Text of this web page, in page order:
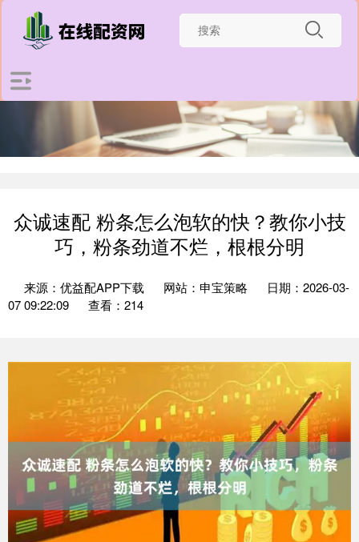
众诚速配 粉条怎么泡软的快？教你小技
巧，粉条劲道不烂，根根分明
来源：优益配APP下载 网站：申宝策略
日期：2026-03-
07 09:22:09
查看：214